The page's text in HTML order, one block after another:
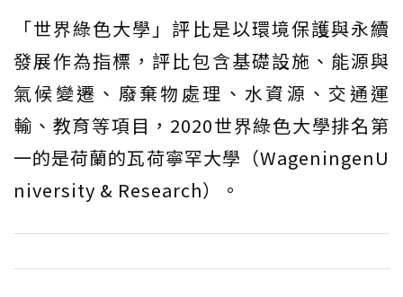
「世界綠色大學」評比是以環境保護與永續
發展作為指標，評比包含基礎設施、能源與
氣候變遷、廢棄物處理、水資源、交通運
輸、教育等項目，2020世界綠色大學排名第
一的是荷蘭的瓦荷寧罕大學（WageningenU
niversity & Research）。